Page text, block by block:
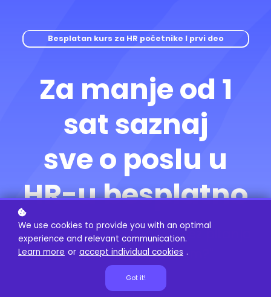
Besplatan kurs za HR početnike I prvi deo
Za manje od 1
sat saznaj
sve o poslu u
HR-u besplatno
Bez knjiga. Bez guglanja. Bez pitanja
"ali odakle da počnem?"
We use cookies to provide you with an optimal
experience and relevant communication.
Learn more or accept individual cookies .
Got it!